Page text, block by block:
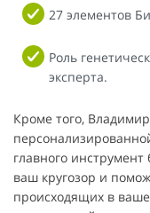
27 элементов
Роль
эксперта.
Кроме того,
главного
ваш кругозор и
происходящих в